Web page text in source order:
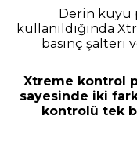
Derin kuyu
kullanıldığında
basınç şalteri
Xtreme kontrol
sayesinde iki
kontrolü tek